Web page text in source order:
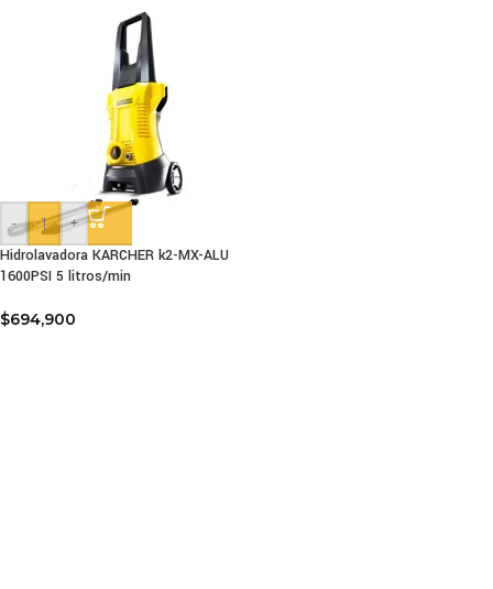
-
+
Hidrolavadora KARCHER k2-MX-ALU
1600PSI 5 litros/min
$694,900